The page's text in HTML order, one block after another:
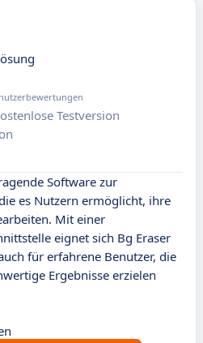
Testversion
Software zur
es Nutzern ermöglicht, ihre
Mit einer
eignet sich Bg Eraser
für erfahrene Benutzer, die
Ergebnisse erzielen